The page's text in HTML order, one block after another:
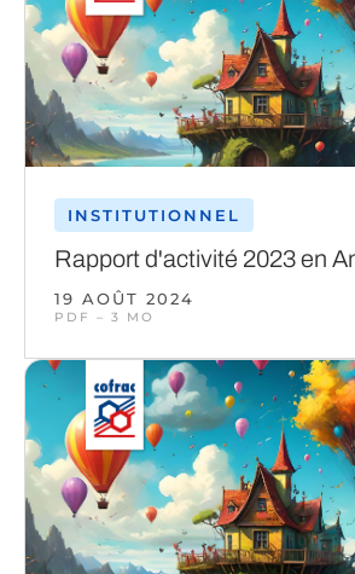
INSTITUTIONNEL
Rapport d'activité 2023 en
19 AOÛT 2024
PDF – 3 MO